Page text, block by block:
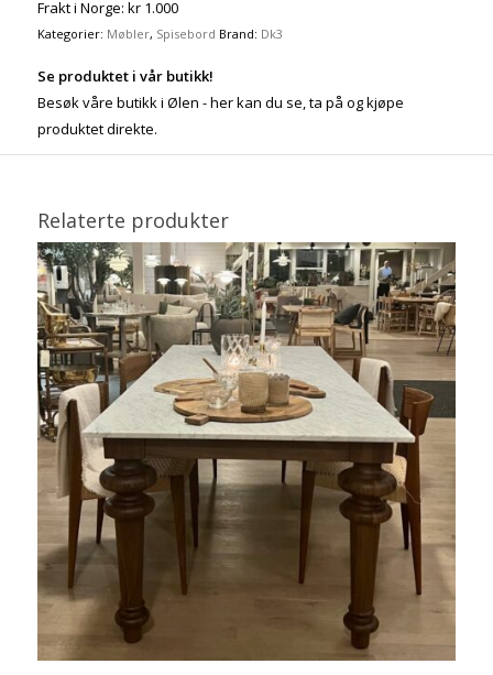
Frakt i Norge: kr 1.000
Kategorier: Møbler, Spisebord Brand: Dk3
Se produktet i vår butikk!
Besøk våre butikk i Ølen - her kan du se, ta på og kjøpe
produktet direkte.
Relaterte produkter